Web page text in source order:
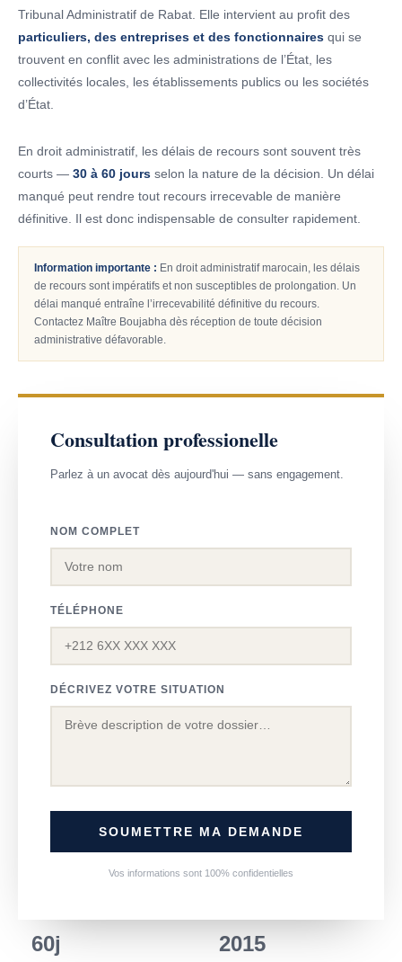
Tribunal Administratif de Rabat. Elle intervient au profit des
particuliers, des entreprises et des fonctionnaires qui se
trouvent en conflit avec les administrations de l’État, les
collectivités locales, les établissements publics ou les sociétés
d’État.
En droit administratif, les délais de recours sont souvent très
courts — 30 à 60 jours selon la nature de la décision. Un délai
manqué peut rendre tout recours irrecevable de manière
définitive. Il est donc indispensable de consulter rapidement.
Information importante : En droit administratif marocain, les délais
de recours sont impératifs et non susceptibles de prolongation. Un
délai manqué entraîne l’irrecevabilité définitive du recours.
Contactez Maître Boujabha dès réception de toute décision
administrative défavorable.
Consultation professionelle
Parlez à un avocat dès aujourd'hui — sans engagement.
NOM COMPLET
TÉLÉPHONE
DÉCRIVEZ VOTRE SITUATION
SOUMETTRE MA DEMANDE
Vos informations sont 100% confidentielles
60j 2015